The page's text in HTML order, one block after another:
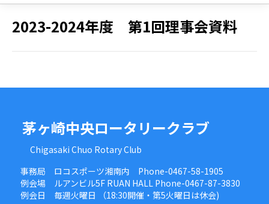
2023-2024年度 第1回理事会資料
茅ヶ崎中央ロータリークラブ
Chigasaki Chuo Rotary Club
事務局 ロコスポーツ湘南内 Phone-0467-58-1905
例会場 ルアンビル5F RUAN HALL Phone-0467-87-3830
例会日 毎週火曜日 （18:30開催・第5火曜日は休会)